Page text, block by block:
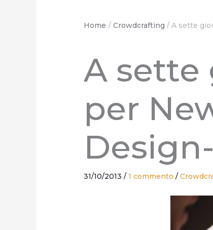
Home Crowdcrafting A sette
A sette
per
31/10/2013/1 commento /